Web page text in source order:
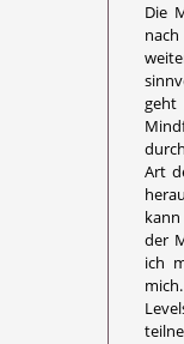
Die
geht
Art
der
ich